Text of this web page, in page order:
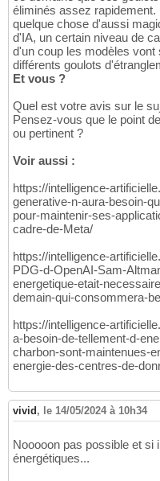
éliminés assez
quelque chose d'aussi
d'IA, un certain niveau de
d'un coup les modèles vont
différents goulots
Et vous ?
Quel est votre avis sur le
Pensez-vous que le point
ou pertinent ?
Voir aussi :
https://intelligence-
generative-n-aura-besoin-
pour-maintenir-ses-
cadre-de-Meta/
https://intelligence-
PDG-d-OpenAI-Sam-
energetique-etait-
demain-qui-consommera-
https://intelligence-
a-besoin-de-tellement-d-
charbon-sont-maintenues-
energie-des-centres-de-
vivid , le 14/05/2024 à 10h34
Nooooon pas possible et si
énergétiques...